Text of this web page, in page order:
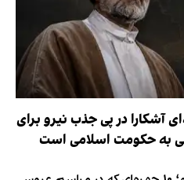
آشکارا در پی جذب نیرو برای
به حکومت اسلامی است